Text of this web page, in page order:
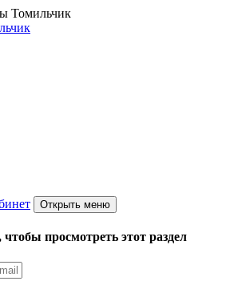
Открыть меню
просмотреть этот раздел